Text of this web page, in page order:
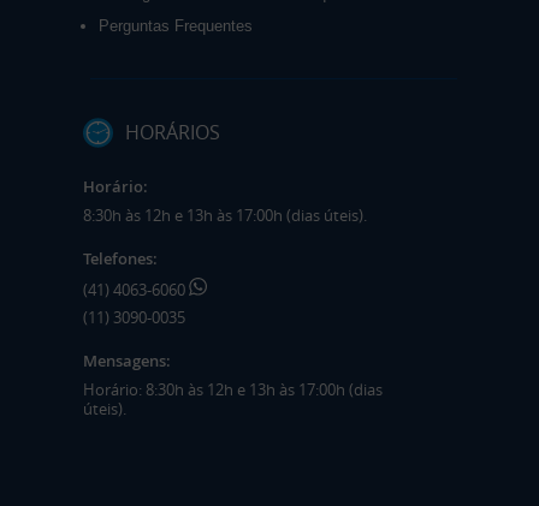
Perguntas Frequentes
HORÁRIOS
Horário:
8:30h às 12h e 13h às 17:00h (dias úteis).
Telefones:
(41) 4063-6060
(11) 3090-0035
Mensagens:
Horário: 8:30h às 12h e 13h às 17:00h (dias
úteis).